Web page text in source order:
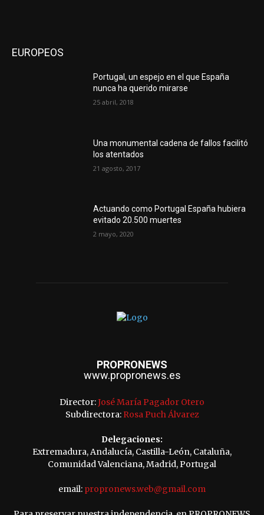
EUROPEOS
Portugal, un espejo en el que España
nunca ha querido mirarse
25 abril, 2018
Una monumental cadena de fallos facilitó
los atentados
21 agosto, 2017
Actuando como Portugal España hubiera
evitado 20.500 muertes
2 mayo, 2020
PROPRONEWS
www.propronews.es
Director:José María Pagador Otero
Subdirectora: Rosa Puch Álvarez
Delegaciones:
Extremadura, Andalucía, Castilla-León, Cataluña,
Comunidad Valenciana, Madrid, Portugal
email: propronews.web@gmail.com